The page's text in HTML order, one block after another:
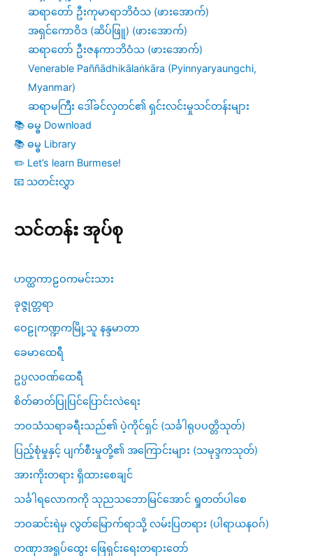
ဆရာတော် ဦးကုမာရာဘိဝံသ (ဖားအောက်)
အရှင်ကောဝိဒ (ဆိပ်ဖြူ) (ဖားအောက်)
ဆရာတော် ဦးဇနကာဘိဝံသ (ဖားအောက်)
Venerable Paññādhikālaṅkāra (Pyinnyaryaungchi,
Myanmar)
ဆရာမကြီး ဒေါ်ခင်လှတင်၏ ရှင်းလင်းမှုသင်တန်းများ
📚 ဓမ္ဓ Download
📚 ဓမ္ဓ Library
✏️ Let’s learn Burmese!
📧 သတင်းလွှာ
သင်တန်း အုပ်စု
ဟတ္ထကာဠဝကမင်းသား
ခုဇ္ဇုတ္တရာ
ဝေဠုကဏ္ဍကမြို့သူ နန္ဒမာတာ
ခေမာထေရီ
ဥပ္ပလဝဏ်ထေရီ
စိတ်ဓာတ်ပြုပြင်ပြောင်းလဲရေး
ဘဝသံသရာခရီးသည်၏ ပဲ့ကိုင်ရှင် (သင်္ခါရုပပတ္တိသုတ်)
ပြည့်စုံမှုနှင့် ပျက်စီးမှုတို့၏ အကြောင်းများ (သမုဒ္ဒကသုတ်)
အားကိုးတရား ရှိထားစေချင်
သင်္ခါရလောကကို သုညသဘောမြင်အောင် ရှုတတ်ပါစေ
ဘဝဆင်းရဲမှ လွတ်မြောက်ရာသို့ လမ်းပြတရား (ပါရာယနဝဂ်)
တဏှာအရှုပ်ထွေး ဖြေရှင်းရေးတရားတော်